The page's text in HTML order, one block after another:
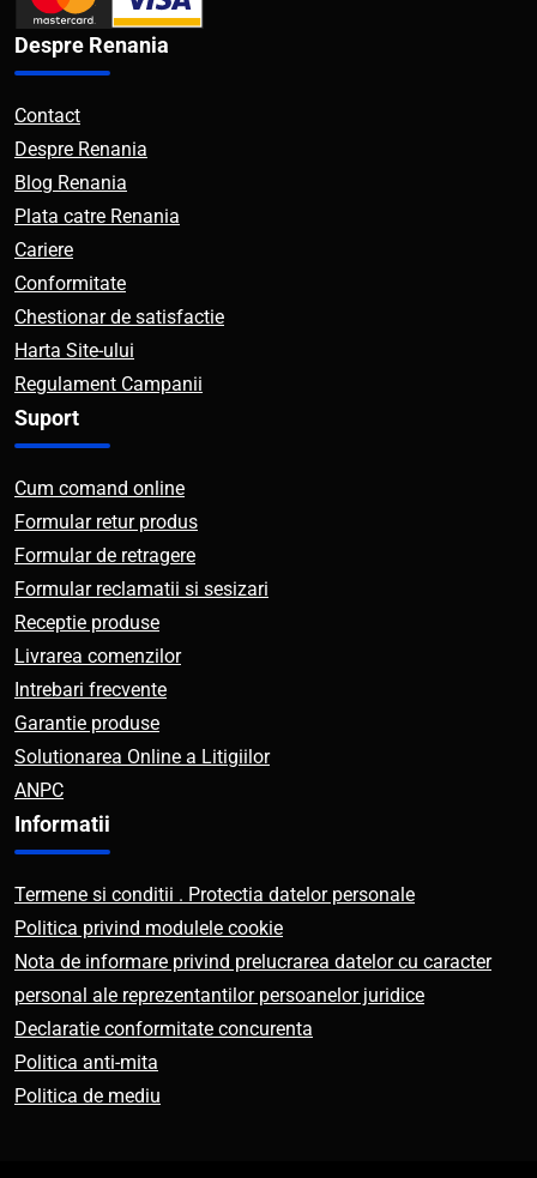
Despre Renania
Contact
Despre Renania
Blog Renania
Plata catre Renania
Cariere
Conformitate
Chestionar de satisfactie
Harta Site-ului
Regulament Campanii
Suport
Cum comand online
Formular retur produs
Formular de retragere
Formular reclamatii si sesizari
Receptie produse
Livrarea comenzilor
Intrebari frecvente
Garantie produse
Solutionarea Online a Litigiilor
ANPC
Informatii
Termene si conditii . Protectia datelor personale
Politica privind modulele cookie
Nota de informare privind prelucrarea datelor cu caracter
personal ale reprezentantilor persoanelor juridice
Declaratie conformitate concurenta
Politica anti-mita
Politica de mediu